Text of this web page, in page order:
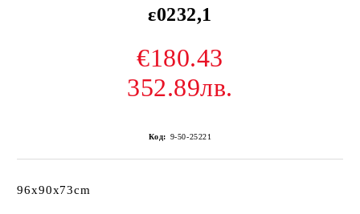
ε0232,1
€180.43
352.89лв.
Код: 9-50-25221
96x90x73cm